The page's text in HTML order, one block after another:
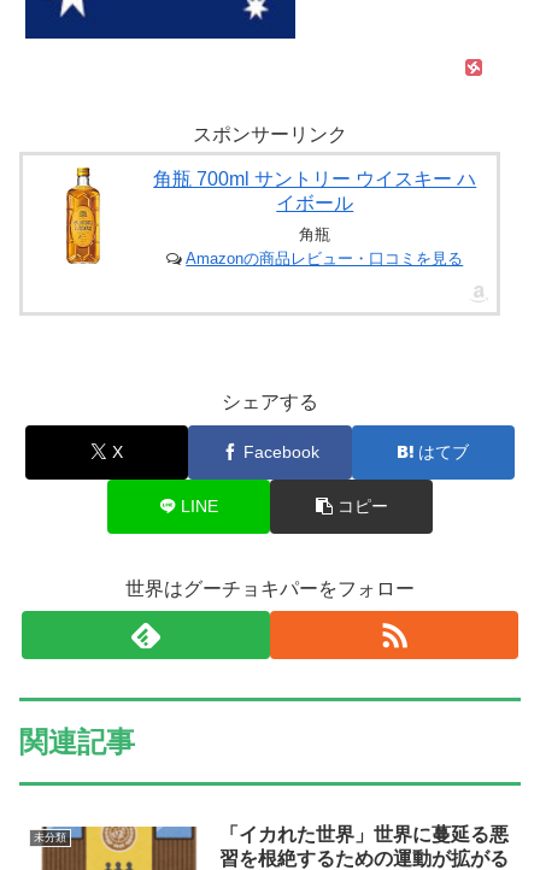
スポンサーリンク
角瓶 700ml サントリー ウイスキー ハ
イボール
角瓶
Amazonの商品レビュー・口コミを見る
シェアする
X Facebook はてブ
LINE コピー
世界はグーチョキパーをフォロー
関連記事
未分類
「イカれた世界」世界に蔓延る悪
習を根絶するための運動が拡がる